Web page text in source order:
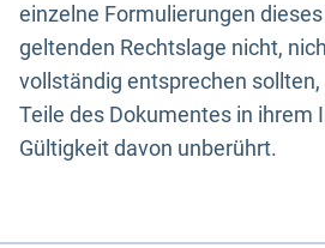
einzelne Formulierungen
geltenden Rechtslage nicht,
vollständig entsprechen
Teile des Dokumentes in ihrem
Gültigkeit davon unberührt.